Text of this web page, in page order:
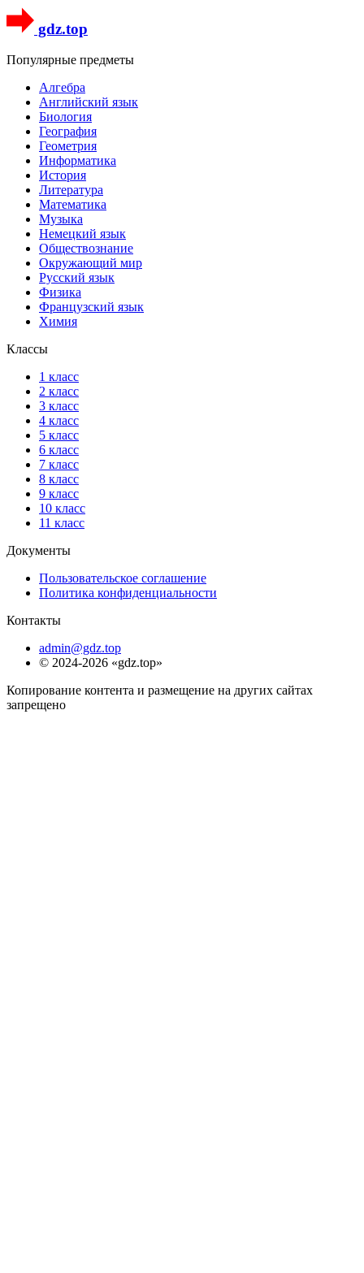
gdz.top
Популярные предметы
Алгебра
Английский язык
Биология
География
Геометрия
Информатика
История
Литература
Математика
Музыка
Немецкий язык
Обществознание
Окружающий мир
Русский язык
Физика
Французский язык
Химия
Классы
1 класс
2 класс
3 класс
4 класс
5 класс
6 класс
7 класс
8 класс
9 класс
10 класс
11 класс
Документы
Пользовательское соглашение
Политика конфиденциальности
Контакты
admin@gdz.top
© 2024-2026 «gdz.top»
Копирование контента и размещение на других сайтах
запрещено